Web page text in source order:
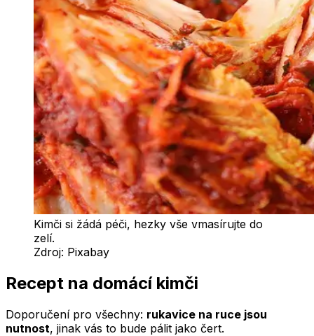
Kimči si žádá péči, hezky vše vmasírujte do
zelí.
Zdroj: Pixabay
Recept na domácí kimči
Doporučení pro všechny: rukavice na ruce jsou
nutnost, jinak vás to bude pálit jako čert.